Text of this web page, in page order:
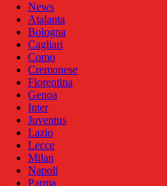
News
Atalanta
Bologna
Cagliari
Como
Cremonese
Fiorentina
Genoa
Inter
Juventus
Lazio
Lecce
Milan
Napoli
Parma